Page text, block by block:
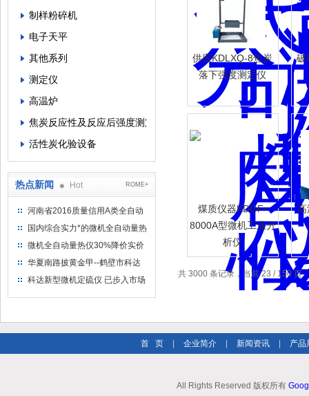
制样粉碎机
电子天平
其他系列
测定仪
高温炉
焦炭反应性及反应后强度测定仪
活性炭化验设备
热点新闻 Hot ROME+
河南省2016质量信用A类全自动
量热仪
国内综合实力*的微机全自动量热
仪制造企业
微机全自动量热仪30%降价实价
出售
华夏南路披黄金甲--鹤壁市科达
仪器仪表有限公司
科达新型微机定硫仪 已步入市场
供应KDLXQ-8焦炭
落下强度测定仪
破
煤质仪器KDGF-
8000A型微机工业分
析仪
高
共 3000 条记录，当前 23 / 150 页
首 页 企业简介 新闻资讯 产品
All Rights Reserved 版权所有